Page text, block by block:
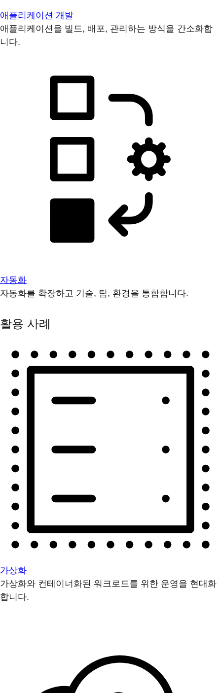
애플리케이션 개발
애플리케이션을 빌드, 배포, 관리하는 방식을 간소화합
니다.
자동화
자동화를 확장하고 기술, 팀, 환경을 통합합니다.
활용 사례
가상화
가상화와 컨테이너화된 워크로드를 위한 운영을 현대화
합니다.